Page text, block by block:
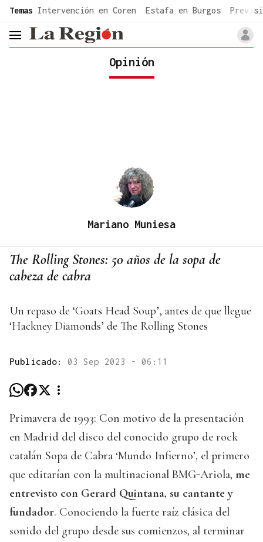
common.go-to-content
Temas Intervención en Coren Estafa en Burgos
header.menu.open
Opinión
Mariano Muniesa
The Rolling Stones: 50 años de la sopa de
cabeza de cabra
Un repaso de ‘Goats Head Soup’, antes de que llegue
‘Hackney Diamonds’ de The Rolling Stones
Publicado: 03 Sep 2023 - 06:11
Primavera de 1993: Con motivo de la presentación
en Madrid del disco del conocido grupo de rock
catalán Sopa de Cabra ‘Mundo Infierno’, el primero
que editarían con la multinacional BMG-Ariola, me
entrevisto con Gerard Quintana, su cantante y
fundador. Conociendo la fuerte raíz clásica del
sonido del grupo desde sus comienzos, al terminar